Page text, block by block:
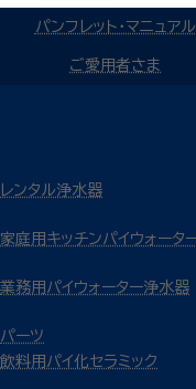
パンフレット・マニュアル
ご愛用者さま
レンタル浄水器
家庭用キッチンパイウォータ
業務用パイウォーター浄水器
パーツ
飲料用パイ化セラミック